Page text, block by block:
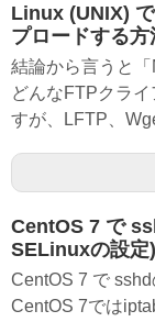
Linux (UNIX)
プロードする方
結論から言うと
どんなFTPクラ
すが、LFTP、
CentOS 7 で
SELinuxの設定)
CentOS 7 で
CentOS 7では